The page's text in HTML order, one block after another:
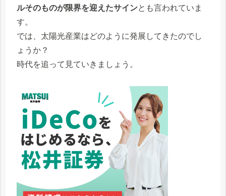
ルそのものが限界を迎えたサインとも言われていま
す。
では、太陽光産業はどのように発展してきたのでし
ょうか？
時代を追って見ていきましょう。